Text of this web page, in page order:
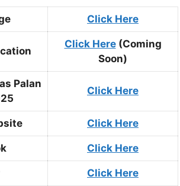
Click Here
Click Here(Coming
Soon)
Palan
Click Here
Click Here
Click Here
Click Here